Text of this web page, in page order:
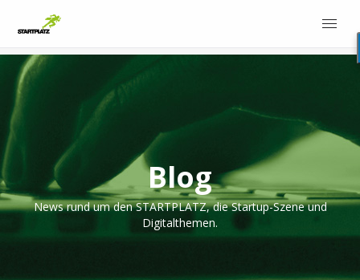
Blog
News rund um den STARTPLATZ, die Startup-Szene und
Digitalthemen.